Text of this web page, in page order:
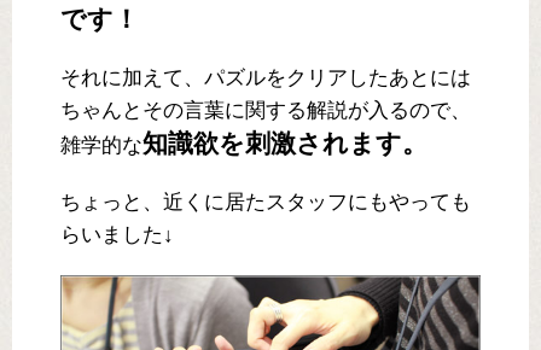
です！
それに加えて、パズルをクリアしたあとには
ちゃんとその言葉に関する解説が入るので、
雑学的な知識欲を刺激されます。
ちょっと、近くに居たスタッフにもやっても
らいました↓